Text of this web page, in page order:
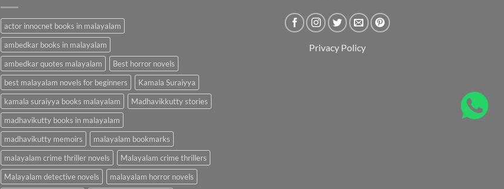
actor innocnet books in malayalam
ambedkar books in malayalam
ambedkar quotes malayalam
Best horror novels
best malayalam novels for beginners
Kamala Suraiyya
kamala suraiyya books malayalam
Madhavikkutty stories
madhavikutty books in malayalam
madhavikutty memoirs
malayalam bookmarks
malayalam crime thriller novels
Malayalam crime thrillers
Malayalam detective novels
malayalam horror novels
Privacy Policy